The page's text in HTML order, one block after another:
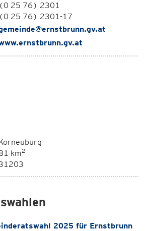
(0 25 76) 2301
(0 25 76) 2301-17
km2
2025 für Ernstbrunn